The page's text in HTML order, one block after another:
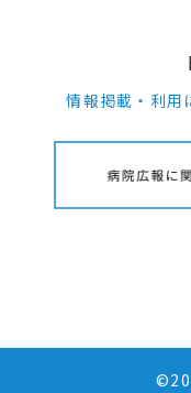
情報掲載・利用